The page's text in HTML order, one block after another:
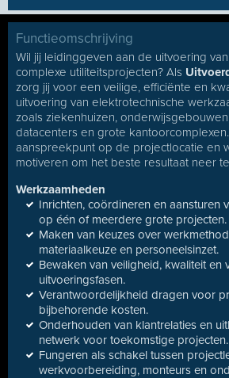
Functieomschrijving
Wil jij leidinggeven aan de uitvoering
complexe utiliteitsprojecten? Als
zorg jij voor een veilige, efficiënte en
uitvoering van elektrotechnische
zoals ziekenhuizen,
datacenters en grote
aanspreekpunt op de projectlocatie en
motiveren om het beste resultaat neer
Werkzaamheden
Inrichten, coördineren en aansturen
op één of meerdere grote projecten.
Maken van keuzes over
materiaalkeuze en personeelsinzet.
Bewaken van veiligheid, kwaliteit en
uitvoeringsfasen.
Verantwoordelijkheid dragen voor
bijbehorende kosten.
Onderhouden van klantrelaties en
netwerk voor toekomstige projecten.
Fungeren als schakel tussen
werkvoorbereiding, monteurs en